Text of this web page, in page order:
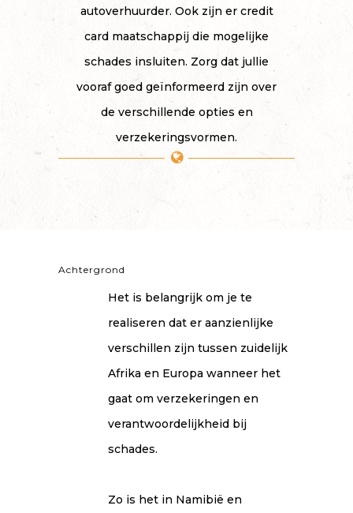
autoverhuurder. Ook zijn er credit
card maatschappij die mogelijke
schades insluiten. Zorg dat jullie
vooraf goed geïnformeerd zijn over
de verschillende opties en
verzekeringsvormen.
Achtergrond
Het is belangrijk om je te
realiseren dat er aanzienlijke
verschillen zijn tussen zuidelijk
Afrika en Europa wanneer het
gaat om verzekeringen en
verantwoordelijkheid bij
schades.
Zo is het in Namibië en